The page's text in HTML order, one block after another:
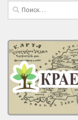
Найти: